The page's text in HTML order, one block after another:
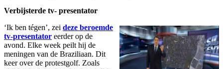
Verbijsterde tv- presentator
‘Ik ben tégen’, zei deze beroemde
tv-presentator eerder op de
avond. Elke week peilt hij de
meningen van de Braziliaan. Dit
keer over de protestgolf. Zoals